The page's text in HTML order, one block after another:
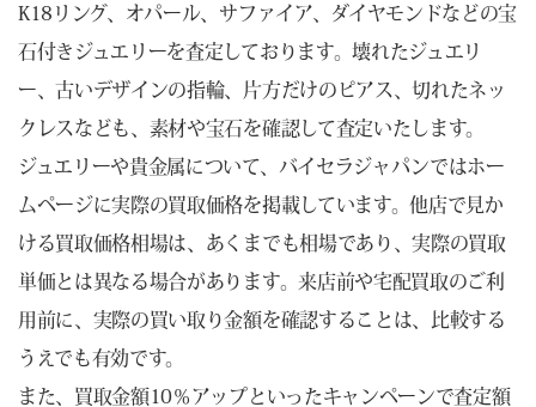
K18リング、オパール、サファイア、ダイヤモンドなどの宝
石付きジュエリーを査定しております。壊れたジュエリ
ー、古いデザインの指輪、片方だけのピアス、切れたネッ
クレスなども、素材や宝石を確認して査定いたします。
ジュエリーや貴金属について、バイセラジャパンではホー
ムページに実際の買取価格を掲載しています。他店で見か
ける買取価格相場は、あくまでも相場であり、実際の買取
単価とは異なる場合があります。来店前や宅配買取のご利
用前に、実際の買い取り金額を確認することは、比較する
うえでも有効です。
また、買取金額10％アップといったキャンペーンで査定額